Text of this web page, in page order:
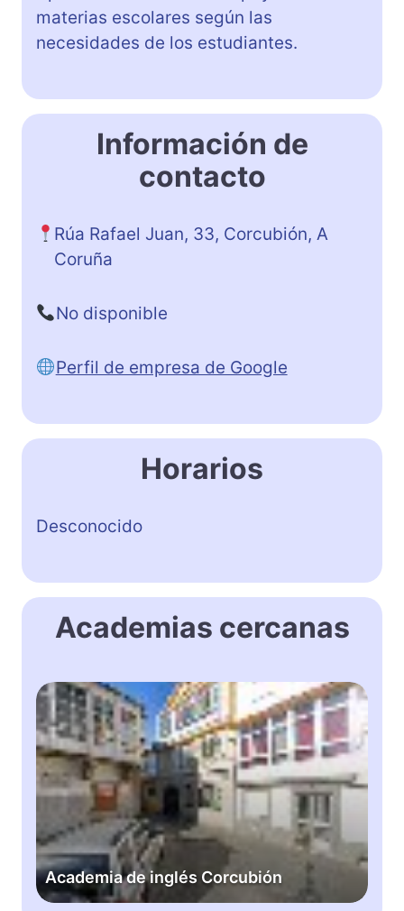
materias escolares según las
necesidades de los estudiantes.
Información de
contacto
Rúa Rafael Juan, 33, Corcubión, A
Coruña
No disponible
Perfil de empresa de Google
Horarios
Desconocido
Academias cercanas
Academia de inglés Corcubión
A
c
a
d
e
m
a
d
e